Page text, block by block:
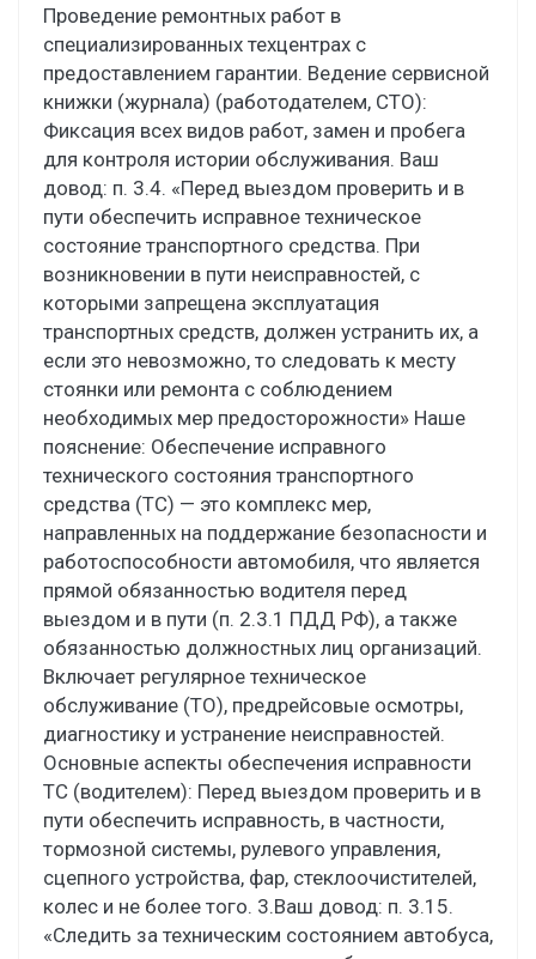
Проведение ремонтных работ в
специализированных техцентрах с
предоставлением гарантии. Ведение сервисной
книжки (журнала) (работодателем, СТО):
Фиксация всех видов работ, замен и пробега
для контроля истории обслуживания. Ваш
довод: п. 3.4. «Перед выездом проверить и в
пути обеспечить исправное техническое
состояние транспортного средства. При
возникновении в пути неисправностей, с
которыми запрещена эксплуатация
транспортных средств, должен устранить их, а
если это невозможно, то следовать к месту
стоянки или ремонта с соблюдением
необходимых мер предосторожности» Наше
пояснение: Обеспечение исправного
технического состояния транспортного
средства (ТС) — это комплекс мер,
направленных на поддержание безопасности и
работоспособности автомобиля, что является
прямой обязанностью водителя перед
выездом и в пути (п. 2.3.1 ПДД РФ), а также
обязанностью должностных лиц организаций.
Включает регулярное техническое
обслуживание (ТО), предрейсовые осмотры,
диагностику и устранение неисправностей.
Основные аспекты обеспечения исправности
ТС (водителем): Перед выездом проверить и в
пути обеспечить исправность, в частности,
тормозной системы, рулевого управления,
сцепного устройства, фар, стеклоочистителей,
колес и не более того. 3.Ваш довод: п. 3.15.
«Следить за техническим состоянием автобуса,